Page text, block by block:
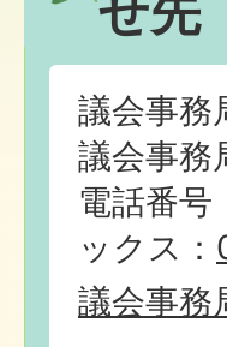
議会事務
議会事務
電話番号
ックス：
議会事務